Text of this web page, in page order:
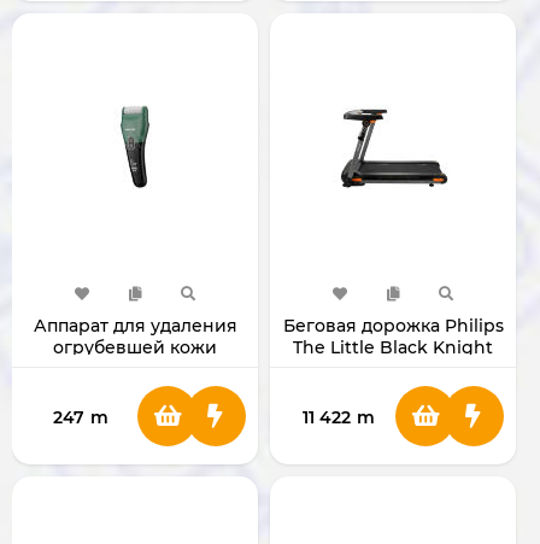
Аппарат для удаления
огрубевшей кожи
Remover
[GNT58CALUSGN]
247 m
Беговая дорожка Philips
The Little Black Knight
11 422 m